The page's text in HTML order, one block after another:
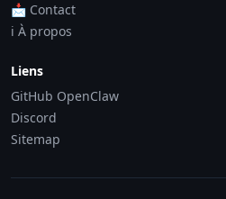
📩 Contact
ℹ️ À propos
Liens
GitHub OpenClaw
Discord
Sitemap